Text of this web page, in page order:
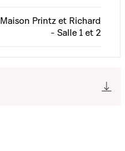
Maison Printz et Richard
- Salle 1 et 2